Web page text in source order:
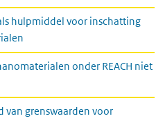
hulpmiddel voor inschatting
onder REACH niet
grenswaarden voor